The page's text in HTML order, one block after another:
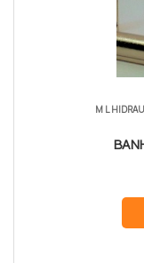
M L